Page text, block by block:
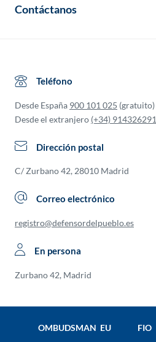
Contáctanos
Teléfono
Desde España 900 101 025 (gratuito)
Desde el extranjero (+34) 914326291
Dirección postal
C/ Zurbano 42, 28010 Madrid
Correo electrónico
registro@defensordelpueblo.es
En persona
Zurbano 42, Madrid
OMBUDSMAN EU FIO